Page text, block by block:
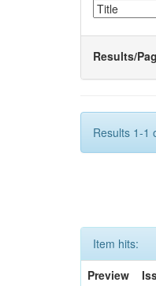
Results/
Results 1-1
Item hits:
Preview